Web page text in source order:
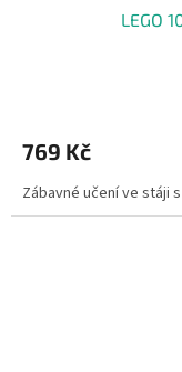
LEGO
769 Kč
Zábavné učení ve stáji